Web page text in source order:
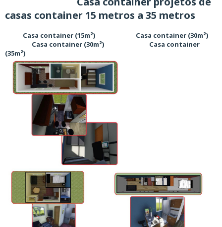
casas container 15 metros a 35 metros
Casa container (15m²) Casa container (30m²)
Casa container (30m²) Casa container
(35m²)